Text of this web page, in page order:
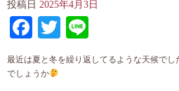
投稿日 2025年4月3日
Facebook
Twitter
最近は夏と冬を繰り返してるような天候でし
でしょうか